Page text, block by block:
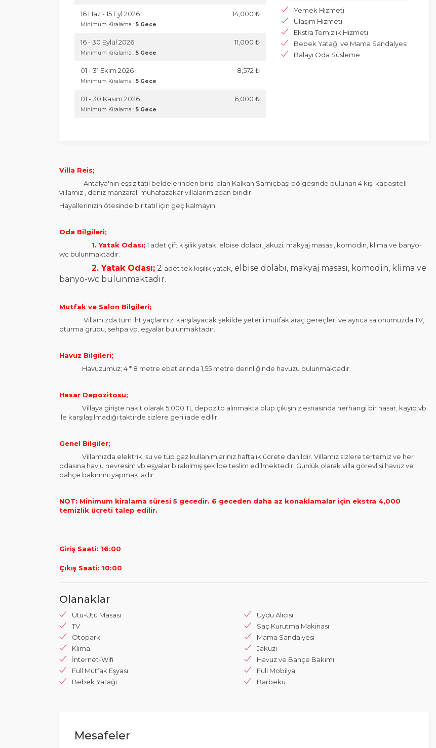
16 Haz - 15 Eyl 2026
Minimum Kiralama : 5 Gece
14,000 ₺
16 - 30 Eylül 2026
Minimum Kiralama : 5 Gece
11,000 ₺
01 - 31 Ekim 2026
Minimum Kiralama : 5 Gece
8,572 ₺
01 - 30 Kasım 2026
Minimum Kiralama : 5 Gece
6,000 ₺
Yemek Hizmeti
Ulaşım Hizmeti
Ekstra Temizlik Hizmeti
Bebek Yatağı ve Mama Sandalyesi
Balayı Oda Süsleme
Villa Reis;
Antalya'nın eşsiz tatil beldelerinden birisi olan Kalkan Sarnıçbaşı bölgesinde bulunan 4 kişi kapasiteli
villamız , deniz manzaralı muhafazakar villalarımızdan biridir.
Hayallerinizin ötesinde bir tatil için geç kalmayın.
Oda Bilgileri;
1. Yatak Odası; 1 adet çift kişilik yatak, elbise dolabı, jakuzi, makyaj masası, komodin, klima ve banyo-
wc bulunmaktadır.
2. Yatak Odası; 2 adet tek kişilik yatak, elbise dolabı, makyaj masası, komodin, klima ve
banyo-wc bulunmaktadır.
Mutfak ve Salon Bilgileri;
Villamızda tüm ihtiyaçlarınızı karşılayacak şekilde yeterli mutfak araç gereçleri ve ayrıca salonumuzda TV,
oturma grubu, sehpa vb. eşyalar bulunmaktadır.
Havuz Bilgileri;
Havuzumuz; 4 * 8 metre ebatlarında 1,55 metre derinliğinde havuzu bulunmaktadır.
Hasar Depozitosu;
Villaya girişte nakit olarak 5,000 TL depozito alınmakta olup çıkışınız esnasında herhangi bir hasar, kayıp vb.
ile karşılaşılmadığı taktirde sizlere geri iade edilir.
Genel Bilgiler;
Villamızda elektrik, su ve tüp gaz kullanımlarınız haftalık ücrete dahildir. Villamız sizlere tertemiz ve her
odasına havlu nevresim vb eşyalar bırakılmış şekilde teslim edilmektedir. Günlük olarak villa görevlisi havuz ve
bahçe bakımını yapmaktadır.
NOT: Minimum kiralama süresi 5 gecedir. 6 geceden daha az konaklamalar için ekstra 4,000
temizlik ücreti talep edilir.
Giriş Saati: 16:00
Çıkış Saati: 10:00
Olanaklar
Ütü-Ütü Masası
Uydu Alıcısı
TV
Saç Kurutma Makinası
Otopark
Mama Sandalyesi
Klima
Jakuzi
İnternet-Wifi
Havuz ve Bahçe Bakımı
Full Mutfak Eşyası
Full Mobilya
Bebek Yatağı
Barbekü
Mesafeler